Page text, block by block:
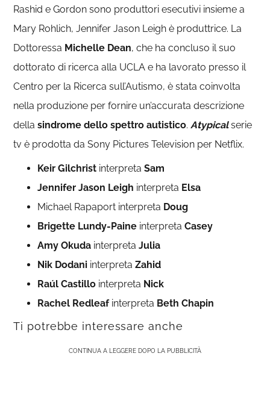
Rashid e Gordon sono produttori esecutivi insieme a
Mary Rohlich, Jennifer Jason Leigh è produttrice. La
Dottoressa Michelle Dean, che ha concluso il suo
dottorato di ricerca alla UCLA e ha lavorato presso il
Centro per la Ricerca sull’Autismo, è stata coinvolta
nella produzione per fornire un’accurata descrizione
dellasindrome dello spettro autistico.Atypicalserie
tv è prodotta da Sony Pictures Television per Netflix.
Keir Gilchrist interpretaSam
Jennifer Jason Leigh interpreta Elsa
Michael Rapaport interpreta Doug
Brigette Lundy-Paine interpretaCasey
Amy Okuda interpretaJulia
Nik Dodani interpretaZahid
Raúl Castillo interpreta Nick
Rachel Redleafinterpreta Beth Chapin
Ti potrebbe interessare anche
CONTINUA A LEGGERE DOPO LA PUBBLICITÀ